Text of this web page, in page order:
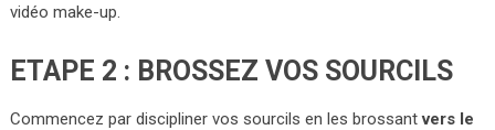
vidéo make-up.
ETAPE 2 : BROSSEZ VOS SOURCILS
Commencez par discipliner vos sourcils en les brossantvers le